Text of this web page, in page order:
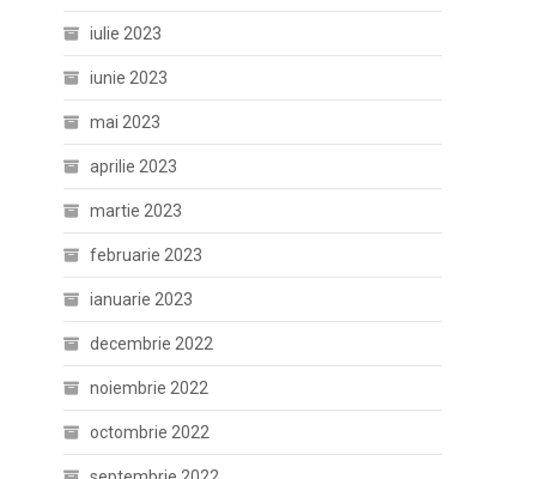
iulie 2023
iunie 2023
mai 2023
aprilie 2023
martie 2023
februarie 2023
ianuarie 2023
decembrie 2022
noiembrie 2022
octombrie 2022